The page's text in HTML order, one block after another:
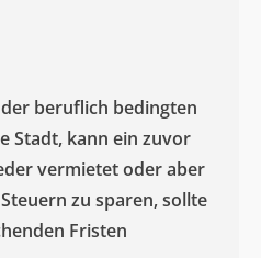
beruflich bedingten
Stadt, kann ein zuvor
vermietet oder aber
zu sparen, sollte
Fristen